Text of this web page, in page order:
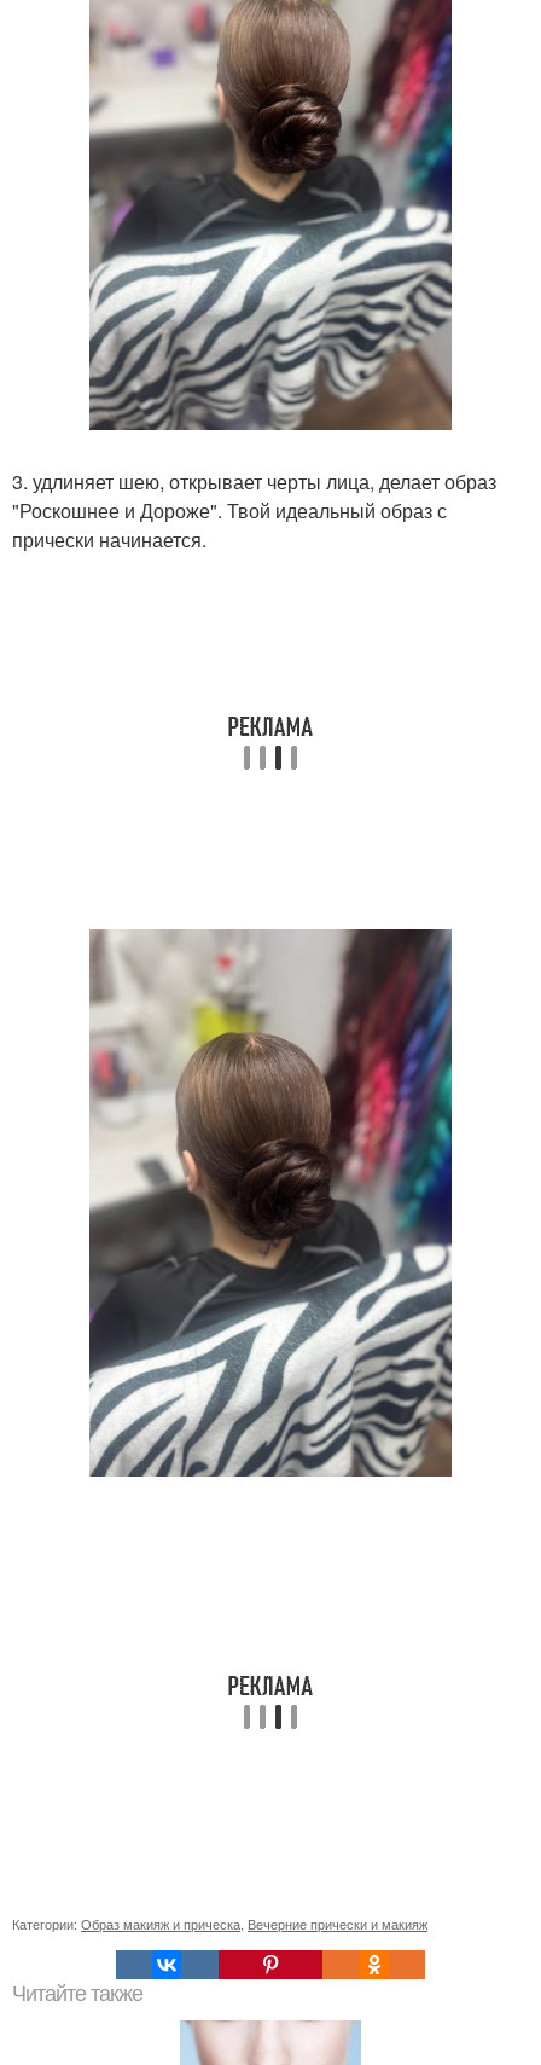
3. удлиняет шею, открывает черты лица, делает образ
"Роскошнее и Дороже". Твой идеальный образ с
прически начинается.
Категории: Образ макияж и прическа Вечерние прически и макияж
Читайте также